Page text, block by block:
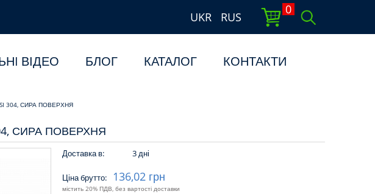
UKR RUS
0
ВІДЕО БЛОГ КАТАЛОГ КОНТАКТИ
304, СИРА ПОВЕРХНЯ
СИРА ПОВЕРХНЯ
Доставка в: 3 дні
Ціна брутто: 136,02 грн
містить 20% ПДВ, без вартості доставки